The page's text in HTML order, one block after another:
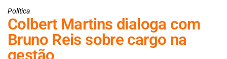
Política
Colbert Martins dialoga com
Bruno Reis sobre cargo na